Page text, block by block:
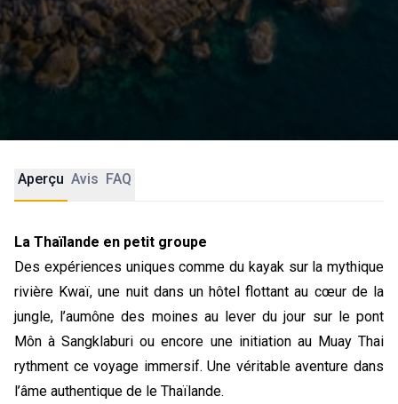
Aperçu Avis FAQ
La Thaïlande en petit groupe
Des expériences uniques comme du kayak sur la mythique
rivière Kwaï, une nuit dans un hôtel flottant au cœur de la
jungle, l’aumône des moines au lever du jour sur le pont
Môn à Sangklaburi ou encore une initiation au Muay Thai
rythment ce voyage immersif. Une véritable aventure dans
l’âme authentique de le Thaïlande.